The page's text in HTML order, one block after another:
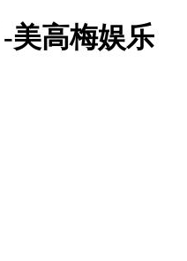
美高梅娱乐